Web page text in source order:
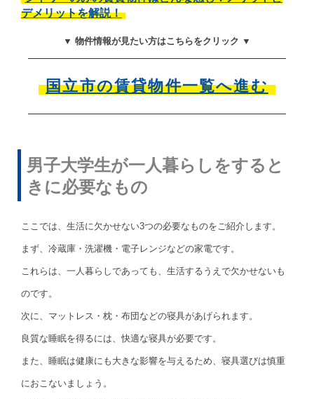
デメリットを解説！
▼ 物件情報が見たい方はこちらをクリック ▼
国立市の賃貸物件一覧へ進む
男子大学生が一人暮らしをすると
きに必要なもの
ここでは、生活に欠かせない3つの必要なものをご紹介します。
まず、冷蔵庫・洗濯機・電子レンジなどの家電です。
これらは、一人暮らしであっても、生活するうえで欠かせないも
のです。
次に、マットレス・枕・布団などの寝具があげられます。
良質な睡眠を得るには、快適な寝具が必要です。
また、睡眠は健康にも大きな影響を与えるため、寝具選びは慎重
におこないましょう。